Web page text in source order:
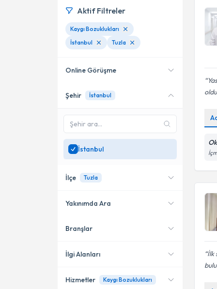
İlk
Aktif Filtreler
Kaygı Bozuklukları
İstanbul
Tuzla
Online Görüşme
Online danışmanlık sunan
Sadeceİstanbul
uzman ara
Şehir İstanbul
İstanbul
İlçe Tuzla
Kadıköy
Bakırköy
Yakınımda Ara
Konumuma yakın uzmanları
Branşlar
Psikoloji
İlgi Alanları
Hizmetler Kaygı Bozuklukları